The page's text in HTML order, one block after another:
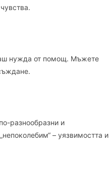
нужда от помощ. Мъжете
разнообразни и
– уязвимостта и